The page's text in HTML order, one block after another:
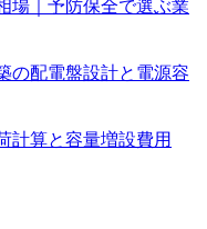
場｜予防保全で選ぶ業
の配電盤設計と電源容
計算と容量増設費用